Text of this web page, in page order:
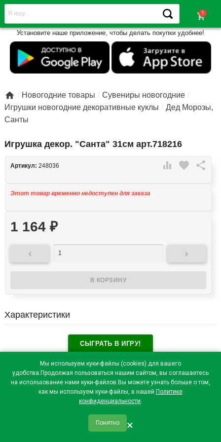
Мы используем куки-файлы (cookies) для вашего
удобства.Продолжая пользоваться нашим сайтом, вы соглашаетесь
на использование нами куки-файлов.Вы можете узнать больше о том,
как мы используем куки-файлы, в нашей Политике
конфиденциальности.
Понятно ×
shopping_cart
Установите наше приложение, чтобы делать покупки удобнее!
 Новогодние товары
Сувениры новогодние
Игрушки новогодние декоративные куклы
Дед Морозы,
Санты
Игрушка декор. "Санта" 31см арт.718216
 favorite 
Артикул: 248036
Этот товар временно недоступен для заказа
1 164 ₽
 
Характеристики
СЫГРАТЬ В ИГРУ!
Отзывы посетителей(0)
qr_code